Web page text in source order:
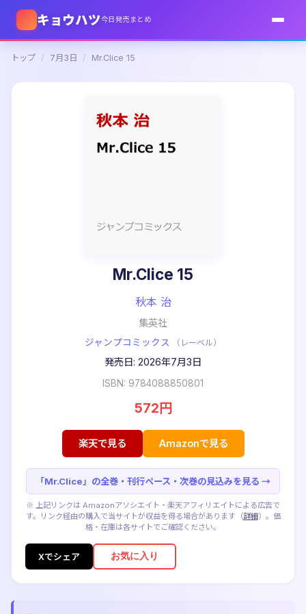
キョウハツ今日発売まとめ
トップ / 7月3日 / Mr.Clice 15
Mr.Clice 15
秋本 治
集英社
ジャンプコミックス （レーベル）
発売日: 2026年7月3日
ISBN: 9784088850801
572円
楽天で見る Amazonで見る
「Mr.Clice」の全巻・刊行ペース・次巻の見込みを見る →
※ 上記リンクは Amazonアソシエイト・楽天アフィリエイトによる広告で
す。リンク経由の購入で当サイトが収益を得る場合があります（詳細）。価
格・在庫は各サイトでご確認ください。
Xでシェア お気に入り